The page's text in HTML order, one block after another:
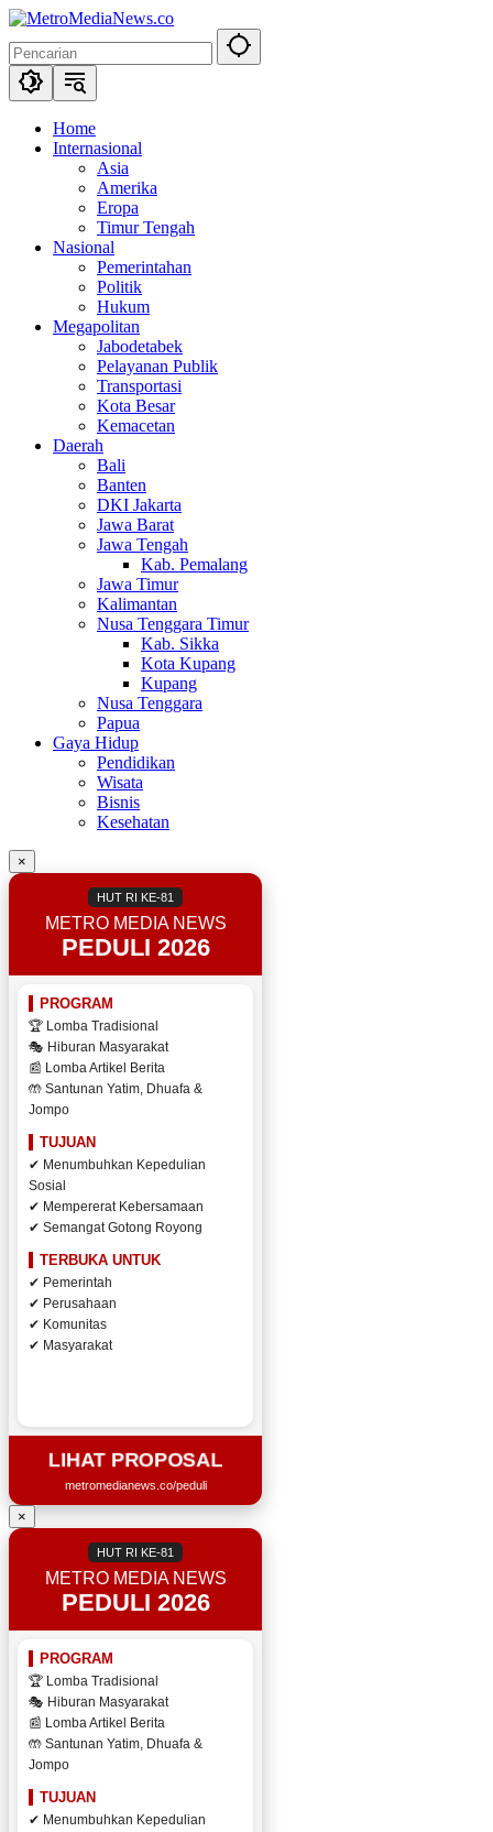
Langsung
konten
Home
Internasional
Asia
Amerika
Eropa
Timur Tengah
Nasional
Pemerintahan
Politik
Hukum
Megapolitan
Jabodetabek
Pelayanan Publik
Transportasi
Kota Besar
Kemacetan
Daerah
Bali
Banten
DKI Jakarta
Jawa Barat
Jawa Tengah
Kab. Pemalang
Jawa Timur
Kalimantan
Nusa Tenggara Timur
Kab. Sikka
Kota Kupang
Kupang
Nusa Tenggara
Papua
Gaya Hidup
Pendidikan
Wisata
Bisnis
Kesehatan
×
HUT RI KE-81
METRO MEDIA NEWS
PEDULI 2026
PROGRAM
🏆 Lomba Tradisional
🎭 Hiburan Masyarakat
📰 Lomba Artikel Berita
🤲 Santunan Yatim, Dhuafa &
Jompo
TUJUAN
✔ Menumbuhkan Kepedulian
Sosial
✔ Mempererat Kebersamaan
✔ Semangat Gotong Royong
TERBUKA UNTUK
✔ Pemerintah
✔ Perusahaan
✔ Komunitas
✔ Masyarakat
LIHAT PROPOSAL
metromedianews.co/peduli
×
HUT RI KE-81
METRO MEDIA NEWS
PEDULI 2026
PROGRAM
🏆 Lomba Tradisional
🎭 Hiburan Masyarakat
📰 Lomba Artikel Berita
🤲 Santunan Yatim, Dhuafa &
Jompo
TUJUAN
✔ Menumbuhkan Kepedulian